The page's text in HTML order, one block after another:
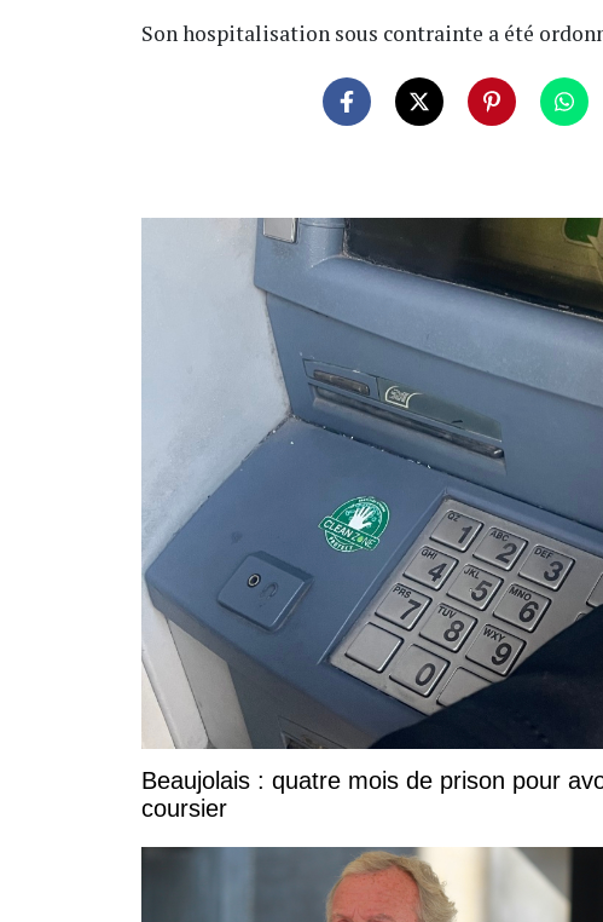
Son hospitalisation sous contrainte a été
Beaujolais : quatre mois de prison pour
coursier